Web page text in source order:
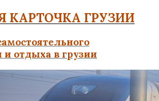
КАРТОЧКА ГРУЗИИ
и отдыха в грузии